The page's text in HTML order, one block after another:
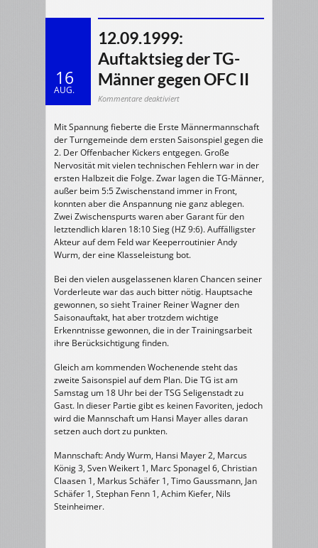
16
AUG.
12.09.1999:
Auftaktsieg der TG-
Männer gegen OFC II
Kommentare deaktiviertfür
TG-
Männer
gegen
II
Mit Spannung fieberte die Erste Männermannschaft
der Turngemeinde dem ersten Saisonspiel gegen die
2. Der Offenbacher Kickers entgegen. Große
Nervosität mit vielen technischen Fehlern war in der
ersten Halbzeit die Folge. Zwar lagen die TG-Männer,
außer beim 5:5 Zwischenstand immer in Front,
konnten aber die Anspannung nie ganz ablegen.
Zwei Zwischenspurts waren aber Garant für den
letztendlich klaren 18:10 Sieg (HZ 9:6). Auffälligster
Akteur auf dem Feld war Keeperroutinier Andy
Wurm, der eine Klasseleistung bot.
Bei den vielen ausgelassenen klaren Chancen seiner
Vorderleute war das auch bitter nötig. Hauptsache
gewonnen, so sieht Trainer Reiner Wagner den
Saisonauftakt, hat aber trotzdem wichtige
Erkenntnisse gewonnen, die in der Trainingsarbeit
ihre Berücksichtigung finden.
Gleich am kommenden Wochenende steht das
zweite Saisonspiel auf dem Plan. Die TG ist am
Samstag um 18 Uhr bei der TSG Seligenstadt zu
Gast. In dieser Partie gibt es keinen Favoriten, jedoch
wird die Mannschaft um Hansi Mayer alles daran
setzen auch dort zu punkten.
Mannschaft: Andy Wurm, Hansi Mayer 2, Marcus
König 3, Sven Weikert 1, Marc Sponagel 6, Christian
Claasen 1, Markus Schäfer 1, Timo Gaussmann, Jan
Schäfer 1, Stephan Fenn 1, Achim Kiefer, Nils
Steinheimer.